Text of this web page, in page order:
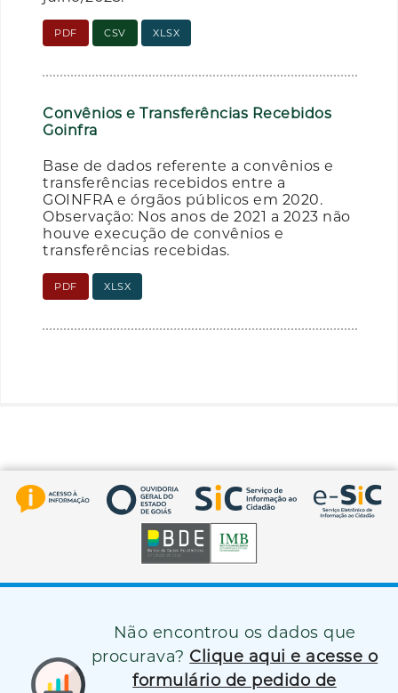
PDF CSV XLSX
Convênios e Transferências Recebidos
Goinfra
Base de dados referente a convênios e
transferências recebidos entre a
GOINFRA e órgãos públicos em 2020.
Observação: Nos anos de 2021 a 2023 não
houve execução de convênios e
transferências recebidas.
PDF XLSX
Não encontrou os dados que
procurava? Clique aqui e acesse o
formulário de pedido de